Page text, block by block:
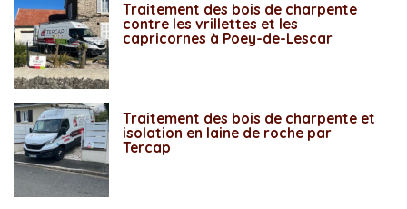
Traitement des bois de charpente
contre les vrillettes et les
capricornes à Poey-de-Lescar
Traitement des bois de charpente et
isolation en laine de roche par
Tercap